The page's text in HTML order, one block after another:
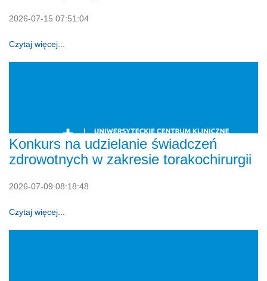
2026-07-15 07:51:04
Czytaj więcej...
Konkurs na udzielanie świadczeń
zdrowotnych w zakresie torakochirurgii
2026-07-09 08:18:48
Czytaj więcej...